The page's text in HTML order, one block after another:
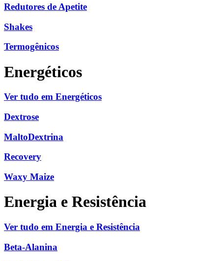
Redutores de Apetite
Shakes
Termogênicos
Energéticos
Ver tudo em Energéticos
Dextrose
MaltoDextrina
Recovery
Waxy Maize
Energia e Resistência
Ver tudo em Energia e Resistência
Beta-Alanina